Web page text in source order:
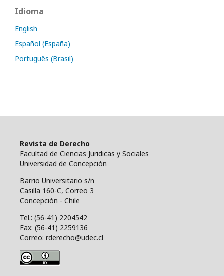
Idioma
English
Español (España)
Português (Brasil)
Revista de Derecho
Facultad de Ciencias Juridicas y Sociales
Universidad de Concepción
Barrio Universitario s/n
Casilla 160-C, Correo 3
Concepción - Chile
Tel.: (56-41) 2204542
Fax: (56-41) 2259136
Correo: rderecho@udec.cl